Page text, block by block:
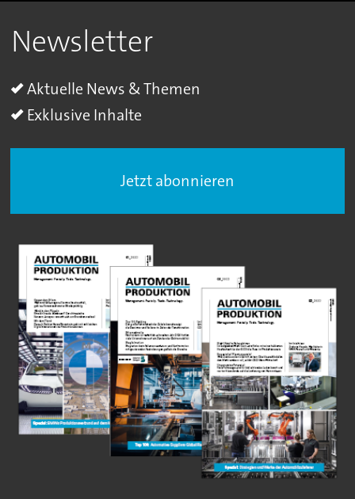
Newsletter
Aktuelle News & Themen
Exklusive Inhalte
Jetzt abonnieren